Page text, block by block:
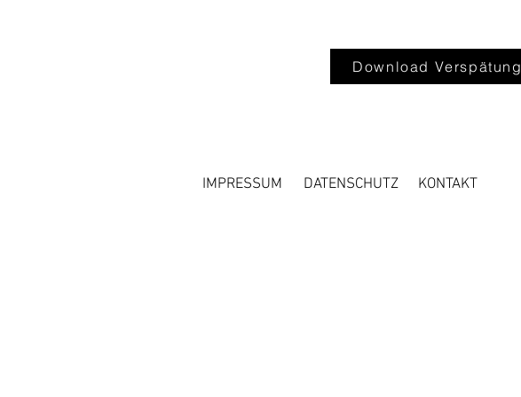
Download Verspätung
IMPRESSUM DATENSCHUTZ KONTAKT